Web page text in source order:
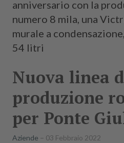
anniversario con la
numero 8 mila, una
murale a
54 litri
Nuova linea
produzione
per Ponte
Aziende 03 Febbraio 2022